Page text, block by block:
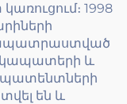
1998
և
պատենտների
են և